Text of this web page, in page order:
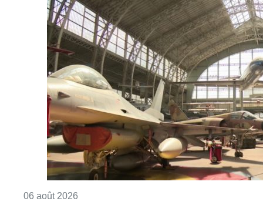
06 août 2026